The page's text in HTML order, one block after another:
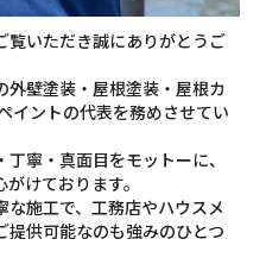
覧いただき誠にありがとうご
壁塗装・屋根塗装・屋根カ
イントの代表を務めさせてい
寧・真面目をモットーに、
けております。
施工で、工務店やハウスメ
供可能なのも強みのひとつ